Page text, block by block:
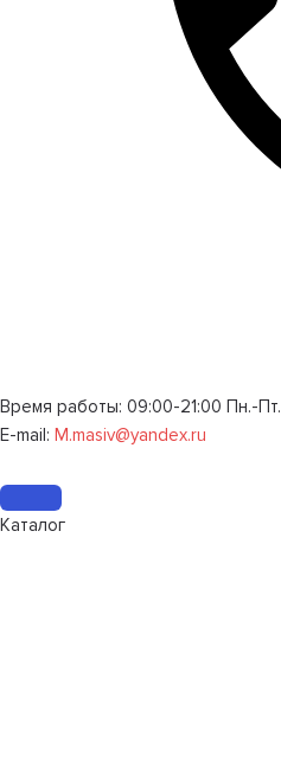
Время работы: 09:00-21:00 Пн.-Пт.
E-mail: M.masiv@yandex.ru
Каталог